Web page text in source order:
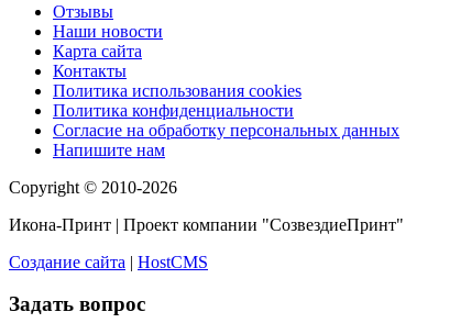
Отзывы
Наши новости
Карта сайта
Контакты
Политика использования cookies
Политика конфиденциальности
Согласие на обработку персональных данных
Напишите нам
Copyright © 2010-2026
Икона-Принт | Проект компании "СозвездиеПринт"
Создание сайта | HostCMS
Задать вопрос